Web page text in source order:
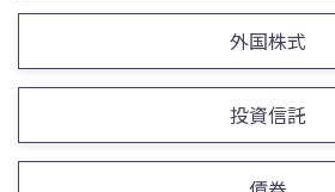
外国株式
投資信託